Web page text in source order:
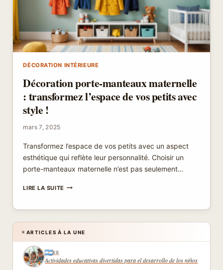
SUBLIMER
VOTRE
STYLE
!
DÉCORATION INTÉRIEURE
Décoration porte-manteaux maternelle
: transformez l’espace de vos petits avec
style !
mars 7, 2025
Transformez l’espace de vos petits avec un aspect
esthétique qui reflète leur personnalité. Choisir un
porte-manteaux maternelle n’est pas seulement…
LIRE LA SUITEDÉCORATION
MATERNELLE
:
TRANSFORMEZ
VOS
PETITS
★ ARTICLES À LA UNE
ES
Actividades educativas divertidas para el desarrollo de los niños